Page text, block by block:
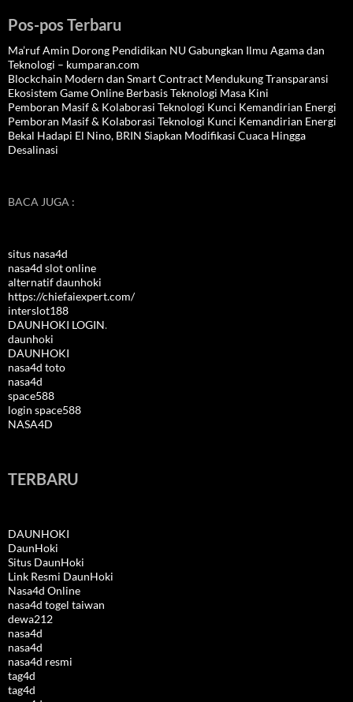
Pos-pos Terbaru
Ma’ruf Amin Dorong Pendidikan NU Gabungkan Ilmu Agama dan
Teknologi – kumparan.com
Blockchain Modern dan Smart Contract Mendukung Transparansi
Ekosistem Game Online Berbasis Teknologi Masa Kini
Pemboran Masif & Kolaborasi Teknologi Kunci Kemandirian Energi
Pemboran Masif & Kolaborasi Teknologi Kunci Kemandirian Energi
Bekal Hadapi El Nino, BRIN Siapkan Modifikasi Cuaca Hingga
Desalinasi
BACA JUGA :
situs nasa4d
nasa4d slot online
alternatif daunhoki
https://chiefaiexpert.com/
interslot188
DAUNHOKI LOGIN.
daunhoki
DAUNHOKI
nasa4d toto
nasa4d
space588
login space588
NASA4D
TERBARU
DAUNHOKI
DaunHoki
Situs DaunHoki
Link Resmi DaunHoki
Nasa4d Online
nasa4d togel taiwan
dewa212
nasa4d
nasa4d
nasa4d resmi
tag4d
tag4d